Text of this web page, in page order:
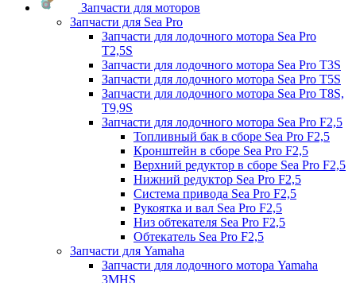
Запчасти для моторов
Запчасти для Sea Pro
Запчасти для лодочного мотора Sea Pro
Т2,5S
Запчасти для лодочного мотора Sea Pro Т3S
Запчасти для лодочного мотора Sea Pro Т5S
Запчасти для лодочного мотора Sea Pro Т8S,
T9,9S
Запчасти для лодочного мотора Sea Pro F2,5
Топливный бак в сборе Sea Pro F2,5
Кронштейн в сборе Sea Pro F2,5
Верхний редуктор в сборе Sea Pro F2,5
Нижний редуктор Sea Pro F2,5
Система привода Sea Pro F2,5
Рукоятка и вал Sea Pro F2,5
Низ обтекателя Sea Pro F2,5
Обтекатель Sea Pro F2,5
Запчасти для Yamaha
Запчасти для лодочного мотора Yamaha
3MHS